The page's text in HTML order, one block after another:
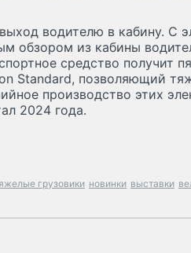
водителю в кабину. С
обзором из кабины
средство получит
Standard, позволяющий
производство этих
2024 года.
грузовики новинки выставки